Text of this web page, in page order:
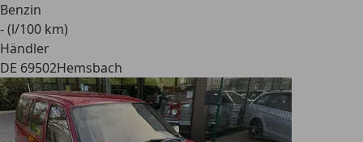
Benzin
- (l/100 km)
Händler
DE 69502Hemsbach